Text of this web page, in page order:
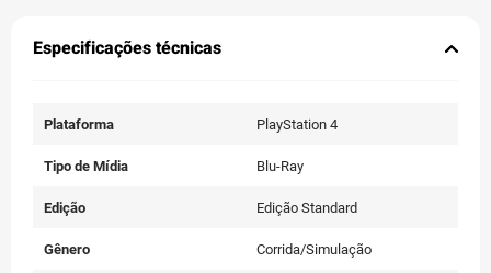
Especificações técnicas
Plataforma PlayStation 4
Tipo de Mídia Blu-Ray
Edição Edição Standard
Gênero Corrida/Simulação